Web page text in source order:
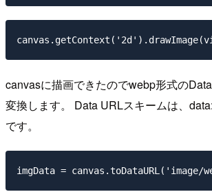
canvasに描画できたのでwebp形式の
変換します。 Data URLスキームは、
です。